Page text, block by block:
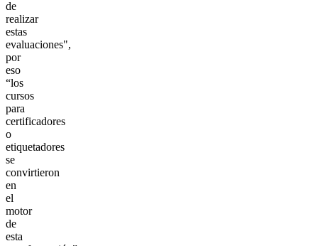
de
realizar
estas
evaluaciones",
por
eso
“los
cursos
para
certificadores
o
etiquetadores
se
convirtieron
en
el
motor
de
esta